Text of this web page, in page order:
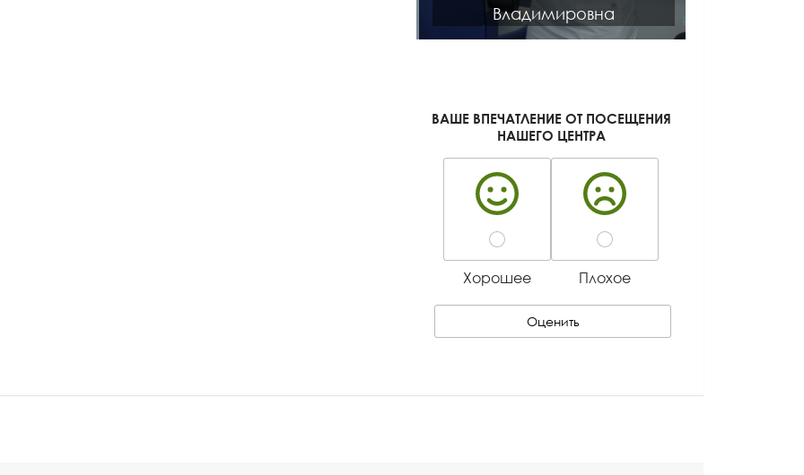
Владимировна
ВАШЕ ВПЕЧАТЛЕНИЕ ОТ ПОСЕЩЕНИЯ
НАШЕГО ЦЕНТРА
Хорошее Плохое
Оценить